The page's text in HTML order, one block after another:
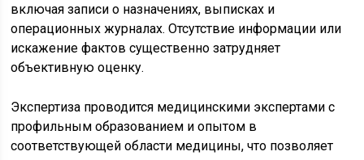
включая записи о назначениях, выписках и
операционных журналах. Отсутствие информации или
искажение фактов существенно затрудняет
объективную оценку.
Экспертиза проводится медицинскими экспертами с
профильным образованием и опытом в
соответствующей области медицины, что позволяет